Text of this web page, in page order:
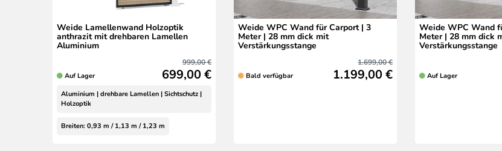
Weide Lamellenwand Holzoptik
anthrazit mit drehbaren Lamellen
Aluminium
Auf Lager
999,00 €
699,00 €
Aluminium | drehbare Lamellen | Sichtschutz |
Holzoptik
Breiten: 0,93 m / 1,13 m / 1,23 m
Weide WPC Wand für Carport | 3
Meter | 28 mm dick mit
Verstärkungsstange
Bald verfügbar
1.699,00 €
1.199,00 €
Weide WPC Wand
Meter | 28 mm dick
Verstärkungsstange
Auf Lager